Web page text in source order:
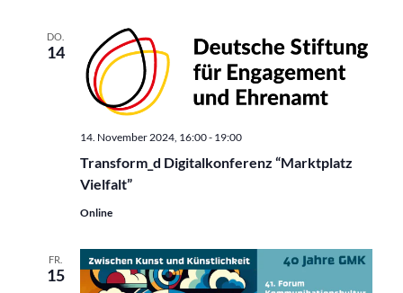
DO.
14
Transform_d Digitalkonferenz “Marktplatz
Vielfalt”
14. November 2024, 16:00- 19:00
Online
FR.
15